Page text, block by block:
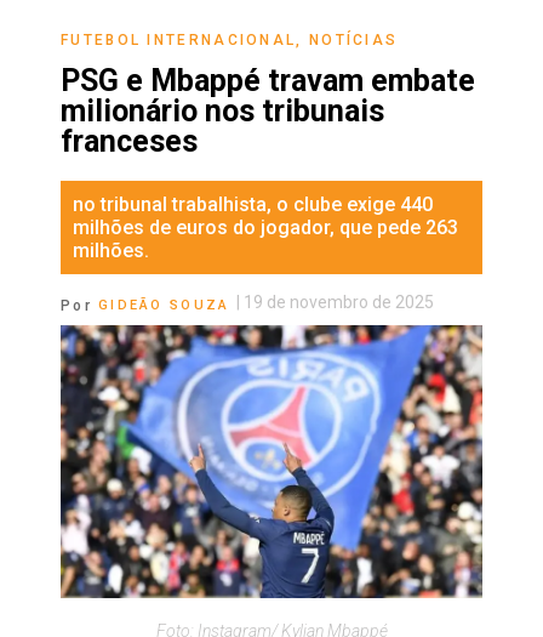
FUTEBOL INTERNACIONAL NOTÍCIAS
PSG e Mbappé travam embate
milionário nos tribunais
franceses
no tribunal trabalhista, o clube exige 440
milhões de euros do jogador, que pede 263
milhões.
Por GIDEÃO SOUZA 19 de novembro de 2025
Foto: Instagram/ Kylian Mbappé